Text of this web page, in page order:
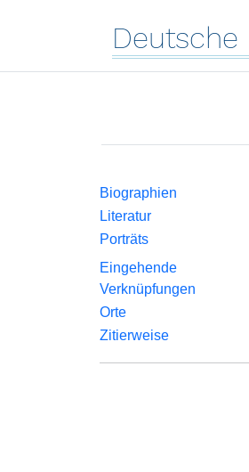
Deutsche
Biographien
Literatur
Porträts
Eingehende
Verknüpfungen
Orte
Zitierweise